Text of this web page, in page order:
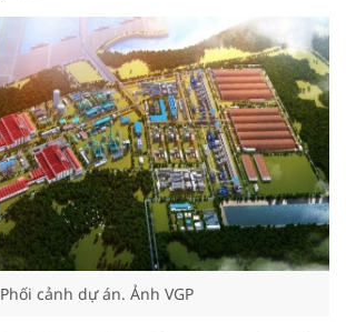
Phối cảnh dự án. Ảnh VGP